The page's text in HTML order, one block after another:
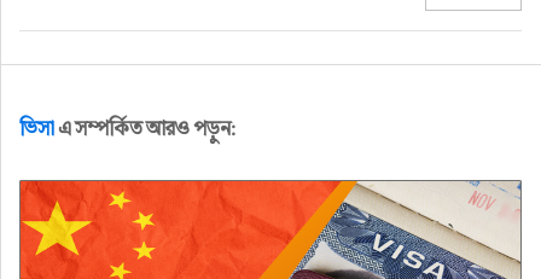
ভিসাএ সম্পর্কিত আরও পড়ুন: